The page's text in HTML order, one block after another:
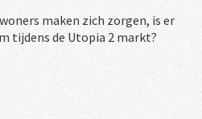
maken zich zorgen, is er
tijdens de Utopia 2 markt?